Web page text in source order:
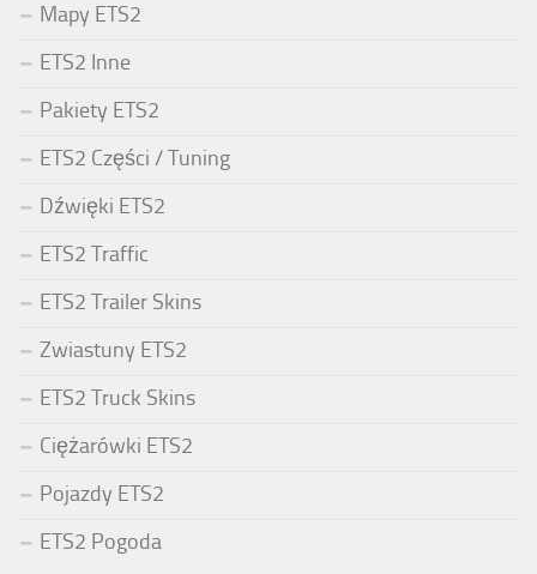
Mapy ETS2
ETS2 Inne
Pakiety ETS2
ETS2 Części / Tuning
Dźwięki ETS2
ETS2 Traffic
ETS2 Trailer Skins
Zwiastuny ETS2
ETS2 Truck Skins
Ciężarówki ETS2
Pojazdy ETS2
ETS2 Pogoda